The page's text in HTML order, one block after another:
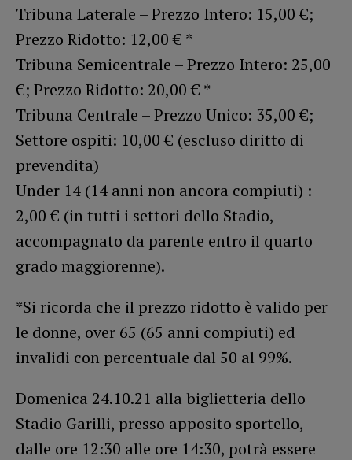
Tribuna Laterale – Prezzo Intero: 15,00 €;
Prezzo Ridotto: 12,00 € *
Tribuna Semicentrale – Prezzo Intero: 25,00
€; Prezzo Ridotto: 20,00 € *
Tribuna Centrale – Prezzo Unico: 35,00 €;
Settore ospiti: 10,00 € (escluso diritto di
prevendita)
Under 14 (14 anni non ancora compiuti) :
2,00 € (in tutti i settori dello Stadio,
accompagnato da parente entro il quarto
grado maggiorenne).
*Si ricorda che il prezzo ridotto è valido per
le donne, over 65 (65 anni compiuti) ed
invalidi con percentuale dal 50 al 99%.
Domenica 24.10.21 alla biglietteria dello
Stadio Garilli, presso apposito sportello,
dalle ore 12:30 alle ore 14:30, potrà essere